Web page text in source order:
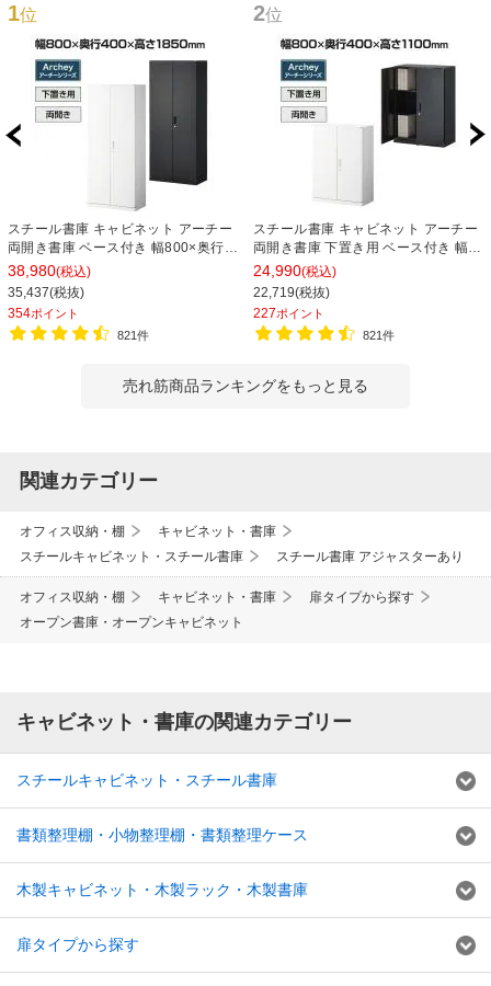
1位
スチール書庫 キャビネット アーチー
両開き書庫 ベース付き 幅800×奥行
400×高さ1850mm
38,980(税込)
35,437(税抜)
354ポイント
821件
2位
スチール書庫 キャビネット アーチー
両開き書庫 下置き用 ベース付き 幅
800×奥行400×高さ1100mm
24,990(税込)
22,719(税抜)
227ポイント
821件
売れ筋商品ランキングをもっと見る
関連カテゴリー
オフィス収納・棚
キャビネット・書庫
スチールキャビネット・スチール書庫
スチール書庫 アジャスターあり
オフィス収納・棚 キャビネット・書庫
扉タイプから探す
オープン書庫・オープンキャビネット
キャビネット・書庫の関連カテゴリー
スチールキャビネット・スチール書庫
書類整理棚・小物整理棚・書類整理ケース
木製キャビネット・木製ラック・木製書庫
扉タイプから探す